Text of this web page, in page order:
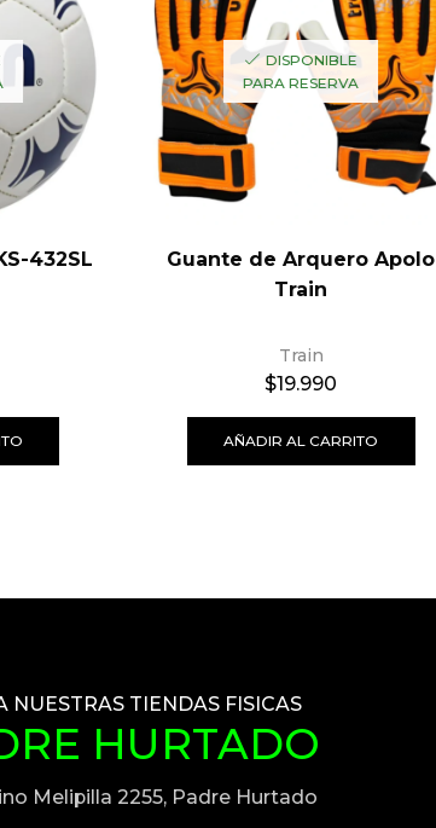
432SL
DISPONIBLE
PARA RESERVA
Guante de Arquero Apolo
Train
Train
$19.990
AÑADIR AL CARRITO
NUESTRAS TIENDAS FISICAS
HURTADO
Melipilla 2255, Padre Hurtado